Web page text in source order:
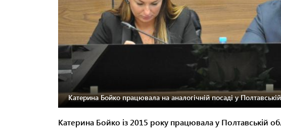
Катерина Бойко працювала на аналогічній посаді у
Катерина Бойко із 2015 року працювала у Полтавській